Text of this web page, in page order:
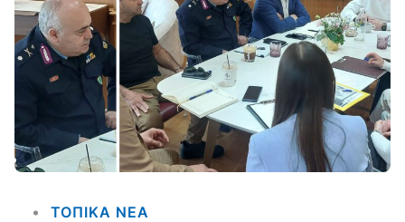
ΤΟΠΙΚΑ NEA